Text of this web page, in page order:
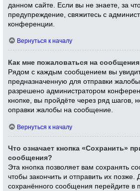
данном сайте. Если вы не знаете, за
предупреждение, свяжитесь с
конференции.
Вернуться к началу
Как мне пожаловаться на
Рядом с каждым сообщением вы
предназначенную для отправки
разрешено администратором
кнопке, вы пройдёте через ряд шагов,
оправки жалобы на сообщение.
Вернуться к началу
Что означает кнопка «Сохранить»
сообщения?
Эта кнопка позволяет вам сохранять
чтобы закончить и отправить их позже.
сохранённого сообщения перейдите в